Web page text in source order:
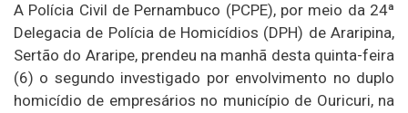
A Polícia Civil de Pernambuco (PCPE), por meio da 24ª
Delegacia de Polícia de Homicídios (DPH) de Araripina,
Sertão do Araripe, prendeu na manhã desta quinta-feira
(6) o segundo investigado por envolvimento no duplo
homicídio de empresários no município de Ouricuri, na